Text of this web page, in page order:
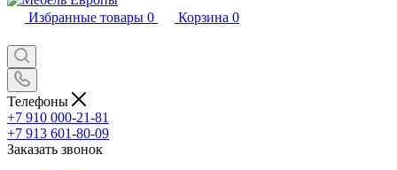
Избранные товары 0 Корзина 0
Телефоны
+7 910 000-21-81
+7 913 601-80-09
Заказать звонок